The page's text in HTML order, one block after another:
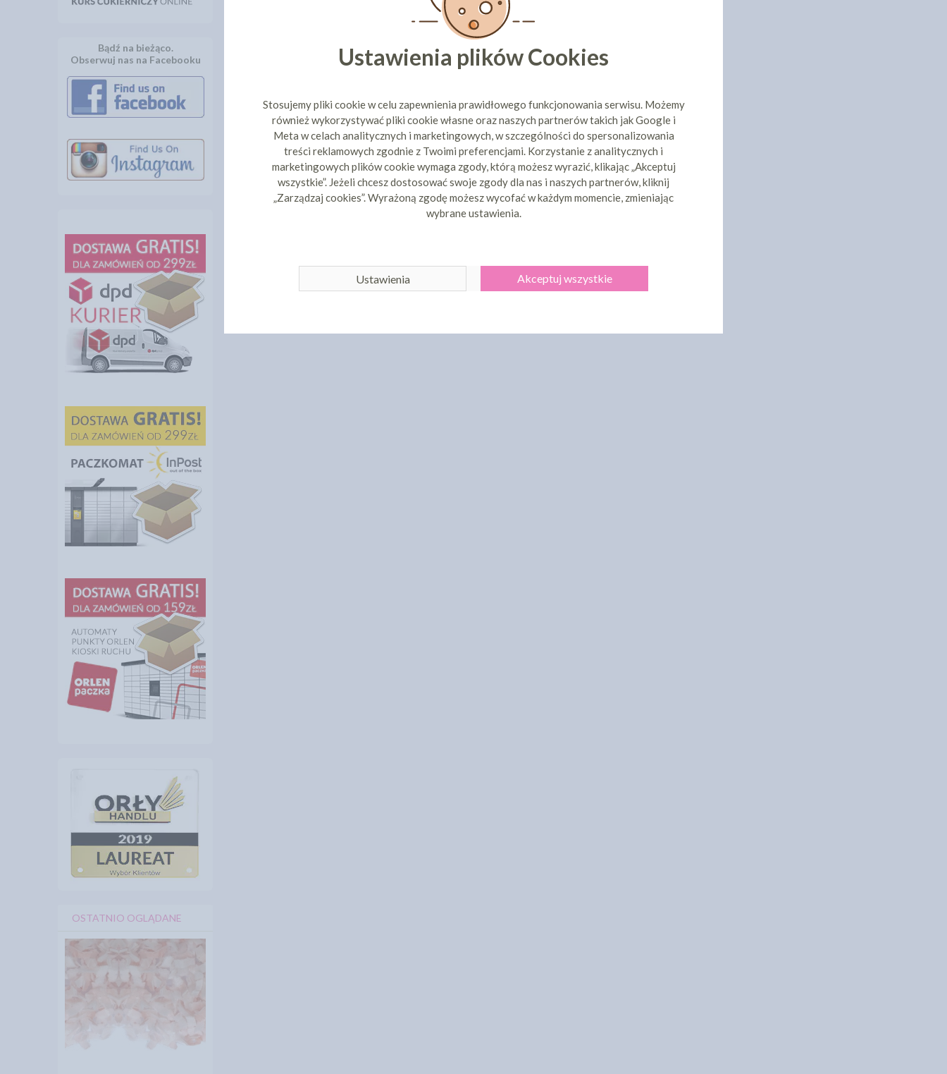
Bądź na bieżąco.
Obserwuj nas na Facebooku
OSTATNIO OGLĄDANE
Ustawienia plików Cookies
Stosujemy pliki cookie w celu zapewnienia prawidłowego funkcjonowania serwisu. Możemy
również wykorzystywać pliki cookie własne oraz naszych partnerów takich jak Google i
Meta w celach analitycznych i marketingowych, w szczególności do spersonalizowania
treści reklamowych zgodnie z Twoimi preferencjami. Korzystanie z analitycznych i
marketingowych plików cookie wymaga zgody, którą możesz wyrazić, klikając „Akceptuj
wszystkie”. Jeżeli chcesz dostosować swoje zgody dla nas i naszych partnerów, kliknij
„Zarządzaj cookies”. Wyrażoną zgodę możesz wycofać w każdym momencie, zmieniając
wybrane ustawienia.
Ustawienia Akceptuj wszystkie